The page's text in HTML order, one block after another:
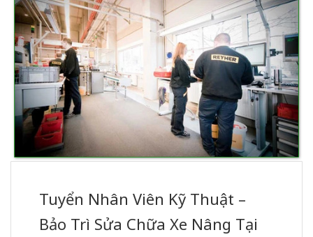
Tuyển Nhân Viên Kỹ Thuật –
Bảo Trì Sửa Chữa Xe Nâng Tại